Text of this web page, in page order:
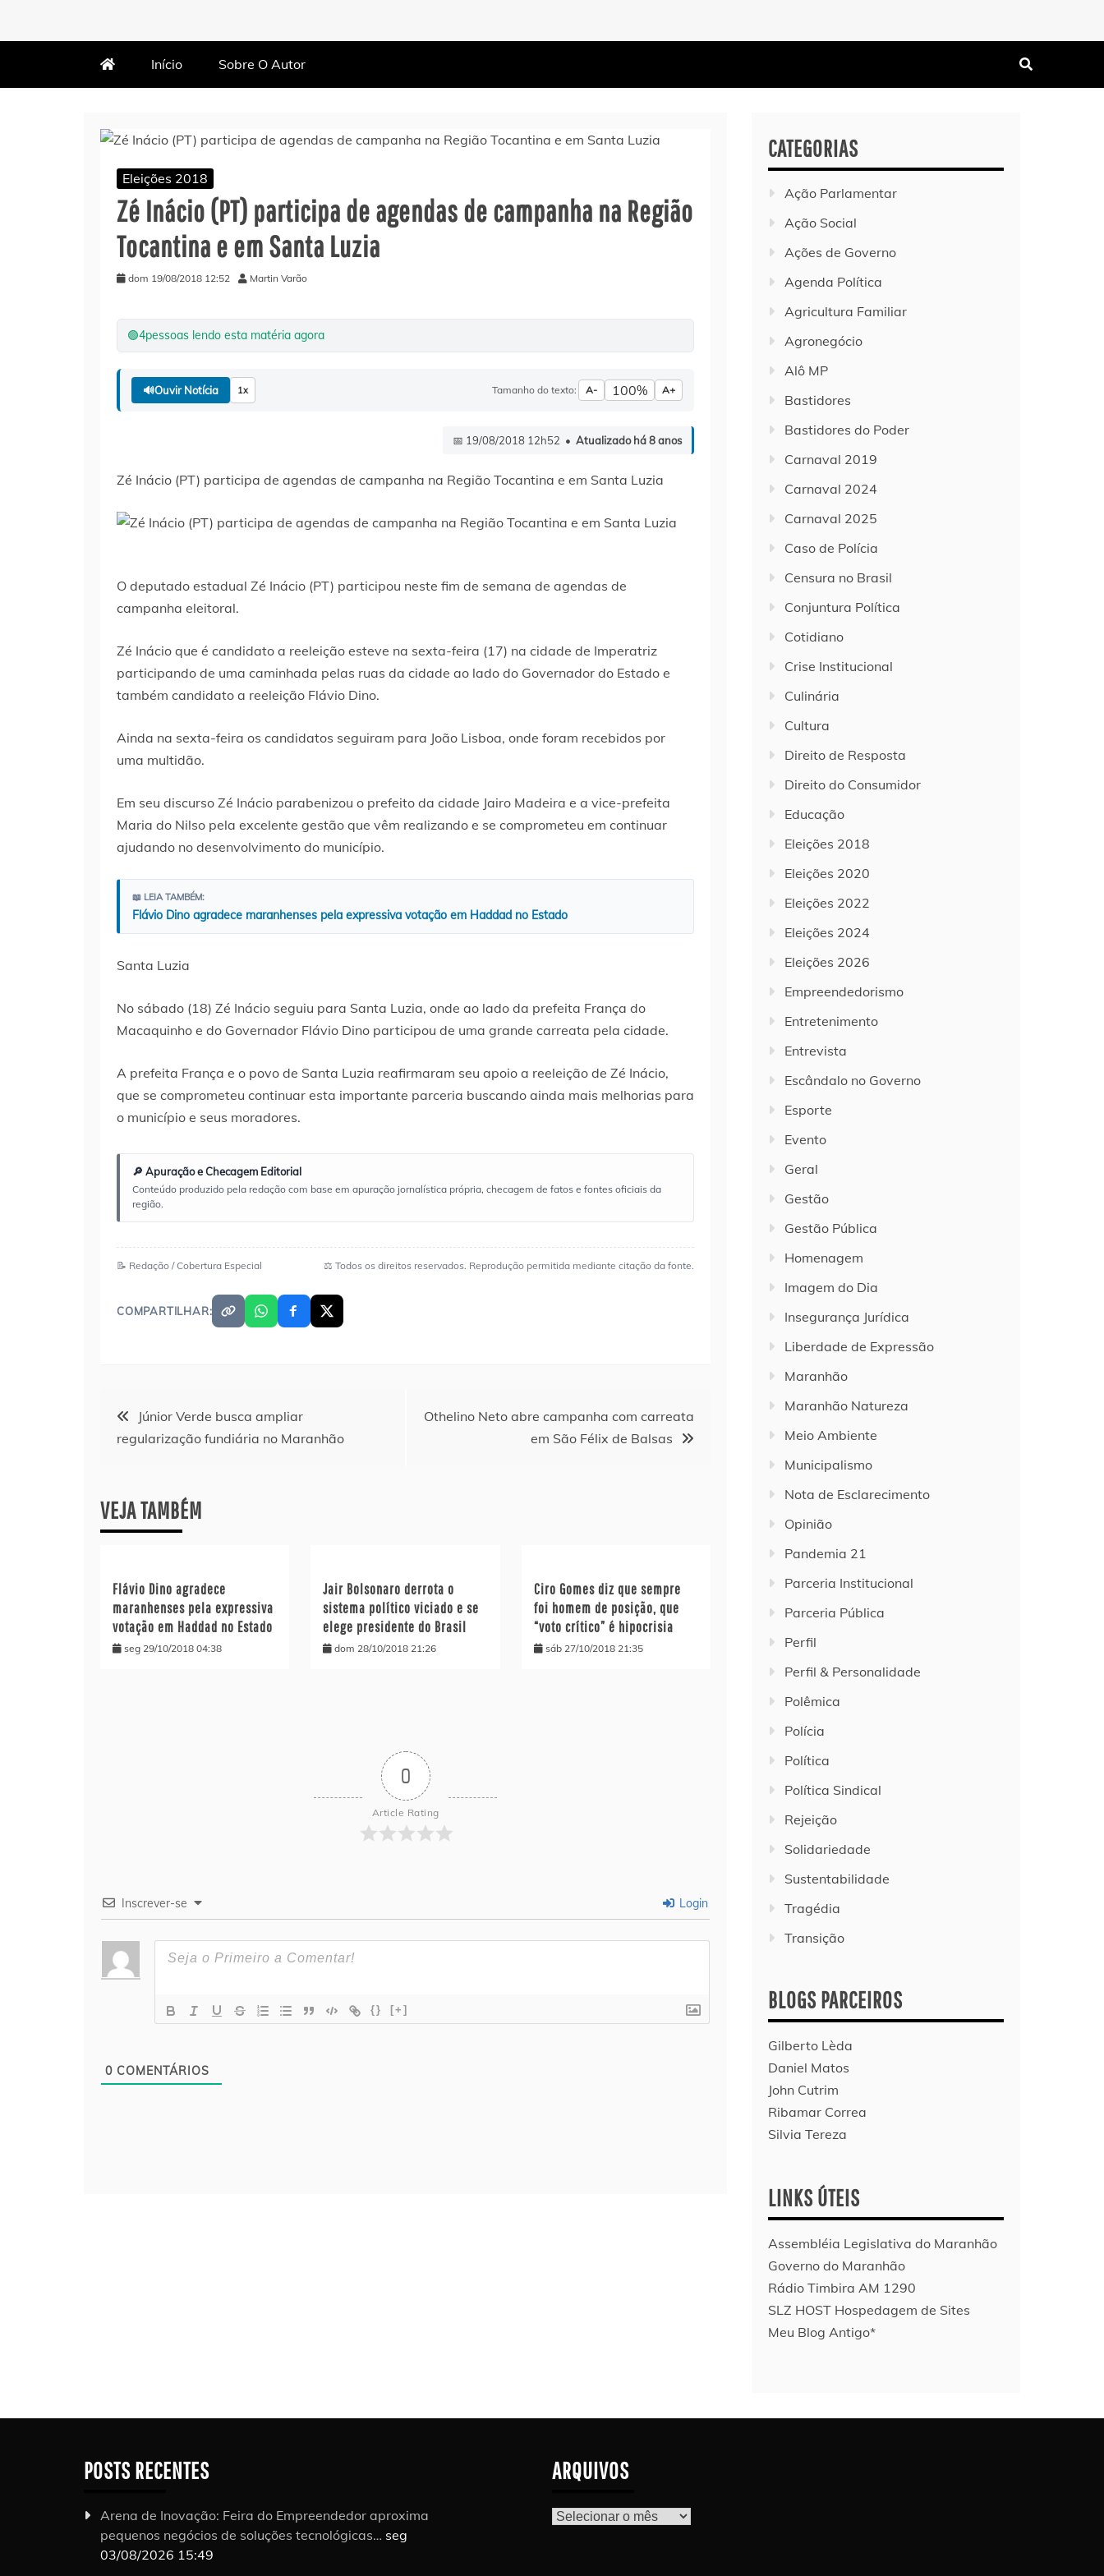
Início Sobre O Autor
Eleições 2018
Zé Inácio (PT) participa de agendas de campanha na Região
Tocantina e em Santa Luzia
dom 19/08/2018 12:52 Martin Varão
🟢4pessoas lendo esta matéria agora
🔊Ouvir Notícia 1x Tamanho do texto: A- 100% A+
📅 19/08/2018 12h52 • Atualizado há 8 anos
Zé Inácio (PT) participa de agendas de campanha na Região Tocantina e em Santa Luzia
O deputado estadual Zé Inácio (PT) participou neste fim de semana de agendas de
campanha eleitoral.
Zé Inácio que é candidato a reeleição esteve na sexta-feira (17) na cidade de Imperatriz
participando de uma caminhada pelas ruas da cidade ao lado do Governador do Estado e
também candidato a reeleição Flávio Dino.
Ainda na sexta-feira os candidatos seguiram para João Lisboa, onde foram recebidos por
uma multidão.
Em seu discurso Zé Inácio parabenizou o prefeito da cidade Jairo Madeira e a vice-prefeita
Maria do Nilso pela excelente gestão que vêm realizando e se comprometeu em continuar
ajudando no desenvolvimento do município.
📖 LEIA TAMBÉM:
Flávio Dino agradece maranhenses pela expressiva votação em Haddad no Estado
Santa Luzia
No sábado (18) Zé Inácio seguiu para Santa Luzia, onde ao lado da prefeita França do
Macaquinho e do Governador Flávio Dino participou de uma grande carreata pela cidade.
A prefeita França e o povo de Santa Luzia reafirmaram seu apoio a reeleição de Zé Inácio,
que se comprometeu continuar esta importante parceria buscando ainda mais melhorias para
o município e seus moradores.
🔎 Apuração e Checagem Editorial
Conteúdo produzido pela redação com base em apuração jornalística própria, checagem de fatos e fontes oficiais da
região.
📝 Redação / Cobertura Especial ⚖️ Todos os direitos reservados. Reprodução permitida mediante citação da fonte.
COMPARTILHAR:
Navegação
Post
Júnior Verde busca ampliar
regularização fundiária no Maranhão
Othelino Neto abre campanha com carreata
em São Félix de Balsas
VEJA TAMBÉM
Flávio Dino agradece
maranhenses pela expressiva
votação em Haddad no Estado
seg 29/10/2018 04:38
Jair Bolsonaro derrota o
sistema político viciado e se
elege presidente do Brasil
dom 28/10/2018 21:26
Ciro Gomes diz que sempre
foi homem de posição, que
“voto crítico” é hipocrisia
sáb 27/10/2018 21:35
0
Article Rating
Inscrever-se Login
{} [+]
0 COMENTÁRIOS
CATEGORIAS
Ação Parlamentar
Ação Social
Ações de Governo
Agenda Política
Agricultura Familiar
Agronegócio
Alô MP
Bastidores
Bastidores do Poder
Carnaval 2019
Carnaval 2024
Carnaval 2025
Caso de Polícia
Censura no Brasil
Conjuntura Política
Cotidiano
Crise Institucional
Culinária
Cultura
Direito de Resposta
Direito do Consumidor
Educação
Eleições 2018
Eleições 2020
Eleições 2022
Eleições 2024
Eleições 2026
Empreendedorismo
Entretenimento
Entrevista
Escândalo no Governo
Esporte
Evento
Geral
Gestão
Gestão Pública
Homenagem
Imagem do Dia
Insegurança Jurídica
Liberdade de Expressão
Maranhão
Maranhão Natureza
Meio Ambiente
Municipalismo
Nota de Esclarecimento
Opinião
Pandemia 21
Parceria Institucional
Parceria Pública
Perfil
Perfil & Personalidade
Polêmica
Polícia
Política
Política Sindical
Rejeição
Solidariedade
Sustentabilidade
Tragédia
Transição
BLOGS PARCEIROS
Gilberto Lèda
Daniel Matos
John Cutrim
Ribamar Correa
Silvia Tereza
LINKS ÚTEIS
Assembléia Legislativa do Maranhão
Governo do Maranhão
Rádio Timbira AM 1290
SLZ HOST Hospedagem de Sites
Meu Blog Antigo*
POSTS RECENTES
Arena de Inovação: Feira do Empreendedor aproxima
pequenos negócios de soluções tecnológicas… seg
03/08/2026 15:49
ARQUIVOS
Arquivos